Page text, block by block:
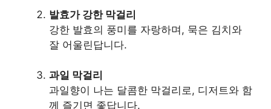
발효가 강한 막걸리
강한 발효의 풍미를 자랑하며, 묵은 김치와
잘 어울린답니다.
과일 막걸리
과일향이 나는 달콤한 막걸리로, 디저트와 함
께 즐기면 좋답니다.